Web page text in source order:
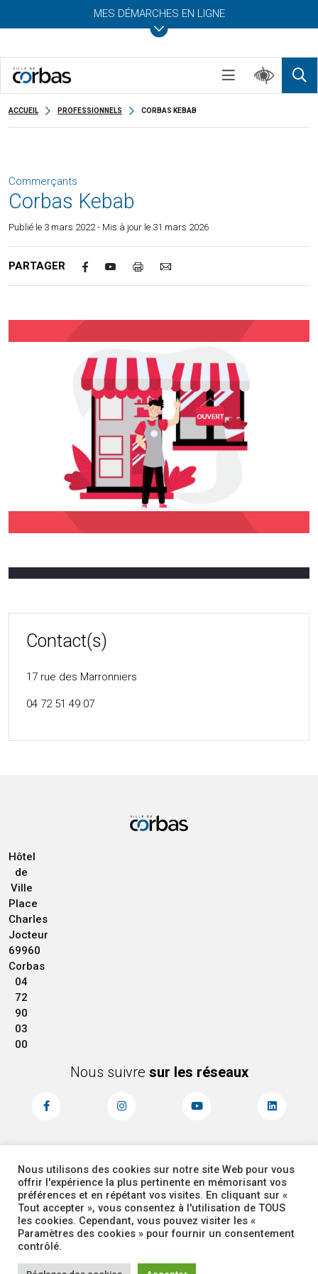
MES DÉMARCHES EN LIGNE
ACCUEIL PROFESSIONNELS CORBAS KEBAB
Commerçants
Corbas Kebab
Publié le 3 mars 2022- Mis à jour le 31 mars 2026
PARTAGER
Contact(s)
17 rue des Marronniers
04 72 51 49 07
Hôtel
de
Ville
Place
Charles
Jocteur
69960
Corbas
04
72
90
03
00
Nous suivre sur les réseaux
MENTIONS LÉGALES
PLAN DU SITE
ACCESSIBILITÉ
ADMINISTRATEUR
COOKIES
Nous utilisons des cookies sur notre site Web pour vous
offrir l'expérience la plus pertinente en mémorisant vos
préférences et en répétant vos visites. En cliquant sur «
Tout accepter », vous consentez à l'utilisation de TOUS
les cookies. Cependant, vous pouvez visiter les «
Paramètres des cookies » pour fournir un consentement
contrôlé.